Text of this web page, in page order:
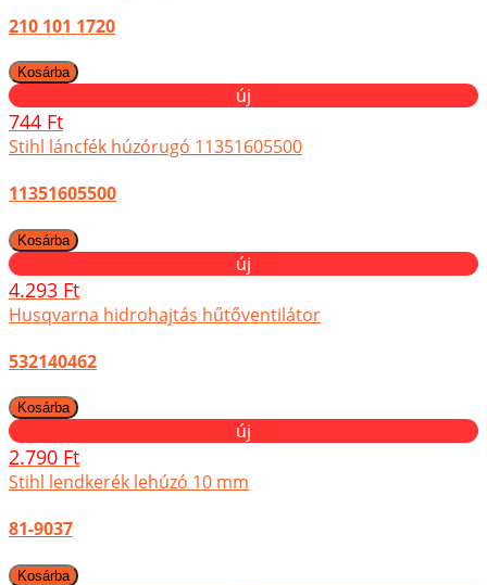
210 101 1720
új
744 Ft
Stihl láncfék húzórugó 11351605500
11351605500
új
4.293 Ft
Husqvarna hidrohajtás hűtőventilátor
532140462
új
2.790 Ft
Stihl lendkerék lehúzó 10 mm
81-9037